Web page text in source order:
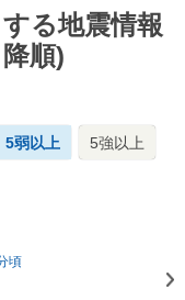
る地震情報
順)
5弱以上 5強以上
頃